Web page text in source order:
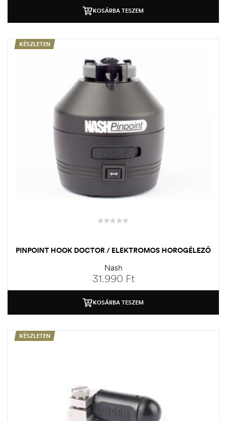
KOSÁRBA TESZEM
KÉSZLETEN
PINPOINT HOOK DOCTOR / ELEKTROMOS HOROGÉLEZŐ
Nash
31.990 Ft
KOSÁRBA TESZEM
KÉSZLETEN